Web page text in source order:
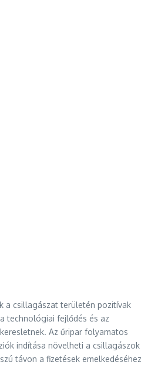
a csillagászat területén pozitívak
technológiai fejlődés és az
Az űripar folyamatos
indítása növelheti a csillagászok
távon a fizetések emelkedéséhez